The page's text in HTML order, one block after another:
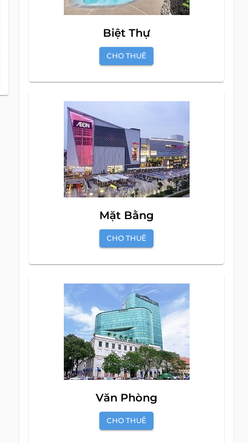
Biệt Thự
CHO THUÊ
Mặt Bằng
CHO THUÊ
Văn Phòng
CHO THUÊ